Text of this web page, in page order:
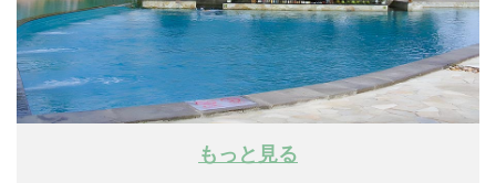
もっと見る